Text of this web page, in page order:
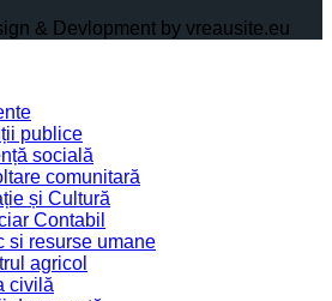
& Devlopment by vreausite.eu
publice
socială
comunitară
și Cultură
Contabil
si resurse umane
agricol
civilă